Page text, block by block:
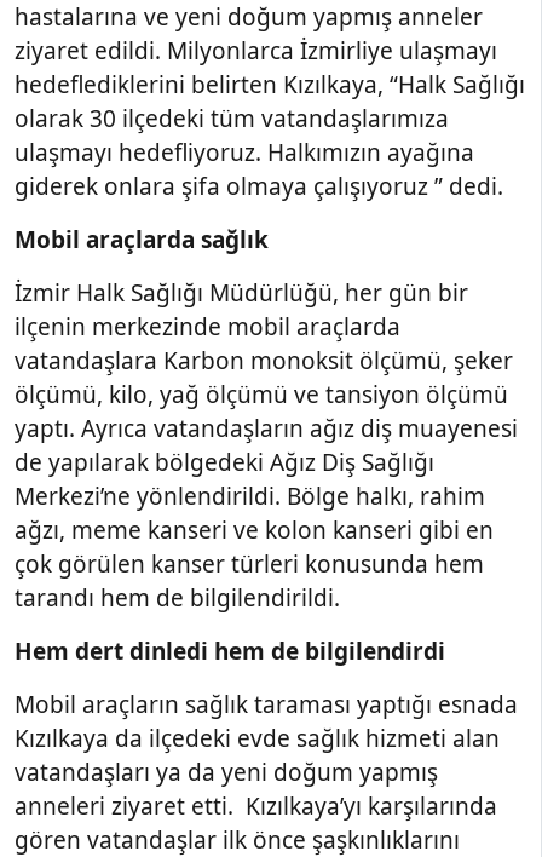
hastalarına ve yeni doğum yapmış anneler
ziyaret edildi. Milyonlarca İzmirliye ulaşmayı
hedeflediklerini belirten Kızılkaya, “Halk Sağlığı
olarak 30 ilçedeki tüm vatandaşlarımıza
ulaşmayı hedefliyoruz. Halkımızın ayağına
giderek onlara şifa olmaya çalışıyoruz ” dedi.
Mobil araçlarda sağlık
İzmir Halk Sağlığı Müdürlüğü, her gün bir
ilçenin merkezinde mobil araçlarda
vatandaşlara Karbon monoksit ölçümü, şeker
ölçümü, kilo, yağ ölçümü ve tansiyon ölçümü
yaptı. Ayrıca vatandaşların ağız diş muayenesi
de yapılarak bölgedeki Ağız Diş Sağlığı
Merkezi’ne yönlendirildi. Bölge halkı, rahim
ağzı, meme kanseri ve kolon kanseri gibi en
çok görülen kanser türleri konusunda hem
tarandı hem de bilgilendirildi.
Hem dert dinledi hem de bilgilendirdi
Mobil araçların sağlık taraması yaptığı esnada
Kızılkaya da ilçedeki evde sağlık hizmeti alan
vatandaşları ya da yeni doğum yapmış
anneleri ziyaret etti. Kızılkaya’yı karşılarında
gören vatandaşlar ilk önce şaşkınlıklarını